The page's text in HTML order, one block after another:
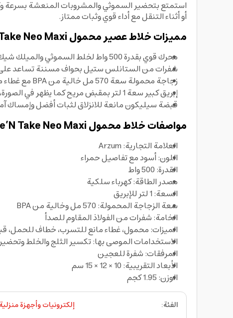
أو أثناء التنقل مع أداء قوي وثبات ممتاز.
مميزات خلاط عصير محمول Arzum Ar1174 Shake’N Take Neo Maxi:
محرك قوي بقدرة 500 واط لخلط السموثي والميلك شيك والعصائر بكفاءة، مع نتائج ناعمة بسرعة
شفرات من الستانلس ستيل بحواف مسننة تساعد
زجاجة محمولة سعة 570 مل خالية من BPA مع غطاء مانع للتسرب وخطاف حمل، مثالية كـ خلاط رياضي للاستخدام خارج المنزل
إبريق كبير سعة 1 لتر بمقبض مريح كما يظهر في الصورة، مناسب لتحضير كمية أكبر للعائلة أو الضيوف
قبضة سيليكون مانعة للانزلاق لثبات أفضل وإمساك
مواصفات خلاط محمول Arzum Ar1174 Shake’N Take Neo Maxi:
العلامة التجارية: Arzum
اللون: أسود مع تفاصيل حمراء
القدرة: 500 واط
مصدر الطاقة: كهرباء سلكية
السعة: 1 لتر للإبريق
سعة الزجاجة المحمولة: 570 مل وخالية من BPA
الخامة: شفرات من الفولاذ المقاوم للصدأ
الميزات: محمول، غطاء مانع للتسرب، خطاف للحمل،
الاستخدامات الموصى بها: تكسير الثلج والخلط
المرفقات: شفرة للعجين
الأبعاد التقريبية: 10 × 12 × 15 سم
الوزن: 1.95 كجم
الفئة:
إلكترونيات وأجهزة منزلية